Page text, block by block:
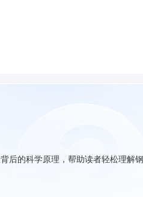
后的科学原理，帮助读者轻松理解钢